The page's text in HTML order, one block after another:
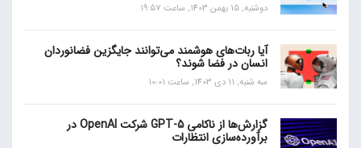
دوشنبه, 15 بهمن 1403, ساعت 19:57
آیا ربات‌های هوشمند می‌توانند جایگزین فضانوردان
انسان در فضا شوند؟
سه شنبه, 11 دی 1403, ساعت 10:01
گزارش‌ها از ناکامی GPT-5 شرکت OpenAI در
برآورده‌سازی انتظارات